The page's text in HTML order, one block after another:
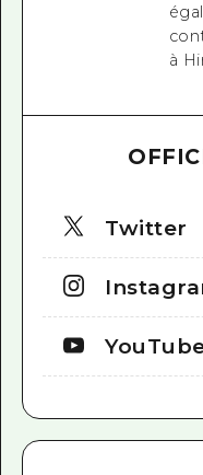
à
Twitter